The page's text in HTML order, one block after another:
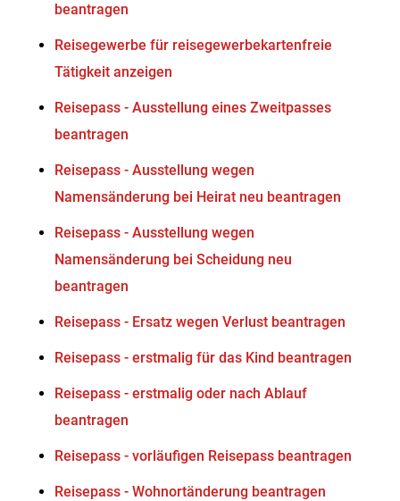
beantragen
Reisegewerbe für reisegewerbekartenfreie
Tätigkeit anzeigen
Reisepass - Ausstellung eines Zweitpasses
beantragen
Reisepass - Ausstellung wegen
Namensänderung bei Heirat neu beantragen
Reisepass - Ausstellung wegen
Namensänderung bei Scheidung neu
beantragen
Reisepass - Ersatz wegen Verlust beantragen
Reisepass - erstmalig für das Kind beantragen
Reisepass - erstmalig oder nach Ablauf
beantragen
Reisepass - vorläufigen Reisepass beantragen
Reisepass - Wohnortänderung beantragen